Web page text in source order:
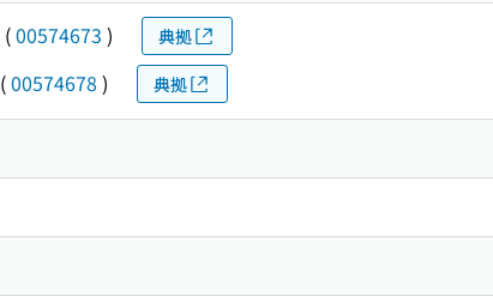
(00574673 ) 典拠
(00574678 ) 典拠